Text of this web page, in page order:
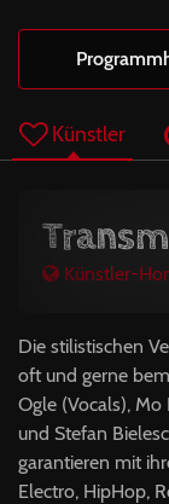
Künstler
Künstler-
Die stilistischen
oft und gerne
Ogle (Vocals),
und Stefan
garantieren mit
Electro, HipHop,